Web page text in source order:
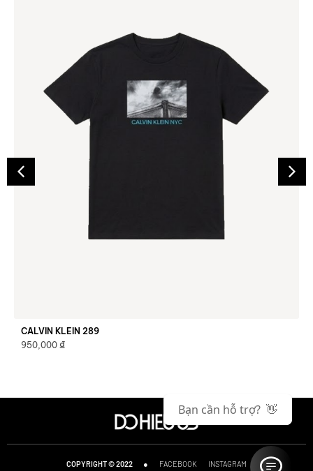
CALVIN KLEIN 289
950,000 ₫
COPYRIGHT © 2022 ● FACEBOOK INSTAGRAM
Bạn cần hỗ trợ? 👋